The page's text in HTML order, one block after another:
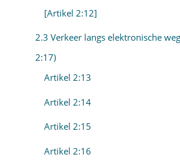
[Artikel 2:12]
2.3 Verkeer langs elektronische
2:17)
Artikel 2:13
Artikel 2:14
Artikel 2:15
Artikel 2:16